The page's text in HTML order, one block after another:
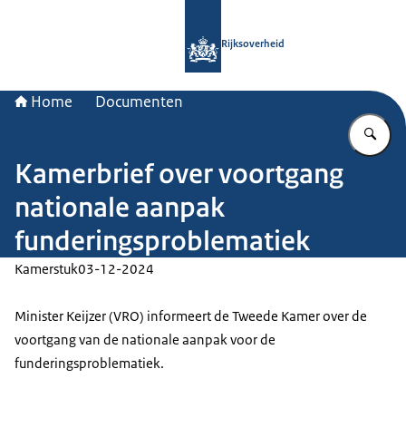
Rijksoverheid
Home Documenten
Kamerbrief over voortgang
nationale aanpak
funderingsproblematiek
Kamerstuk03-12-2024
Minister Keijzer (VRO) informeert de Tweede Kamer over de
voortgang van de nationale aanpak voor de
funderingsproblematiek.